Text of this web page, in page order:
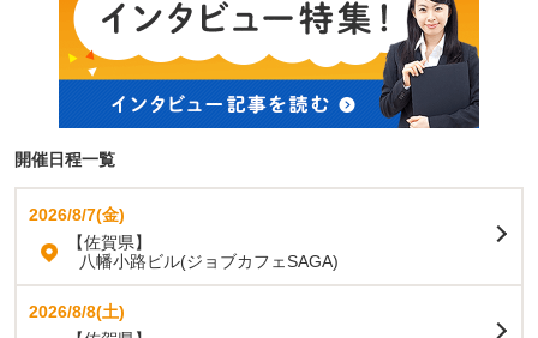
開催日程一覧
2026/8/7(金)
【佐賀県】
八幡小路ビル(ジョブカフェSAGA)
2026/8/8(土)